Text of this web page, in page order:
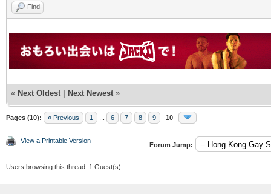
Find
« Next Oldest | Next Newest »
Pages (10): « Previous 1 6 7 8 9 10
View a Printable Version
Forum Jump:
Users browsing this thread: 1 Guest(s)